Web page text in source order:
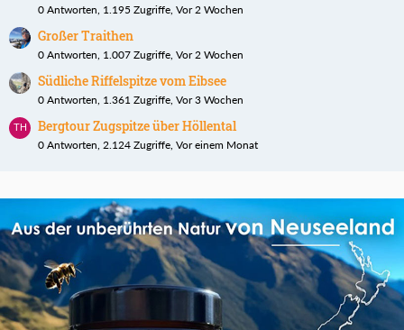
0 Antworten, 1.195 Zugriffe, Vor 2 Wochen
Großer Traithen
0 Antworten, 1.007 Zugriffe, Vor 2 Wochen
Südliche Riffelspitze vom Eibsee
0 Antworten, 1.361 Zugriffe, Vor 3 Wochen
Bergtour Zugspitze über Höllental
0 Antworten, 2.124 Zugriffe, Vor einem Monat